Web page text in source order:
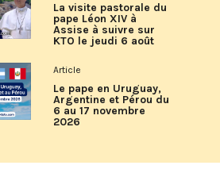
La visite pastorale du
pape Léon XIV à
Assise à suivre sur
KTO le jeudi 6 août
Article
Le pape en Uruguay,
Argentine et Pérou du
6 au 17 novembre
2026